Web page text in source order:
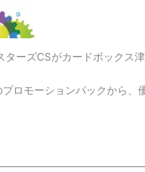
ーズCSがカードボックス津
ロモーションパックから